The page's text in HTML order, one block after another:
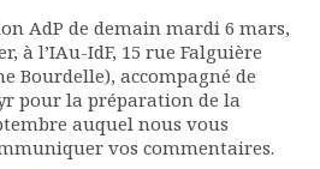
AdP de demain mardi 6 mars,
à l’IAu-IdF, 15 rue Falguière
Bourdelle), accompagné de
pour la préparation de la
auquel nous vous
vos commentaires.